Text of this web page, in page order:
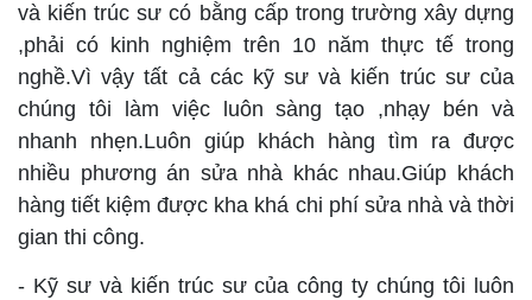
và kiến trúc sư có bằng cấp trong trường xây dựng
,phải có kinh nghiệm trên 10 năm thực tế trong
nghề.Vì vậy tất cả các kỹ sư và kiến trúc sư của
chúng tôi làm việc luôn sàng tạo ,nhạy bén và
nhanh nhẹn.Luôn giúp khách hàng tìm ra được
nhiều phương án sửa nhà khác nhau.Giúp khách
hàng tiết kiệm được kha khá chi phí sửa nhà và thời
gian thi công.
- Kỹ sư và kiến trúc sư của công ty chúng tôi luôn